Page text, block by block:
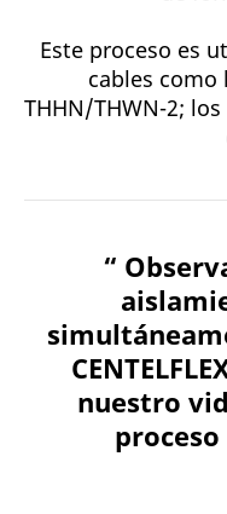
Este proceso es
cables como
THHN/THWN-2;
“
nuestro